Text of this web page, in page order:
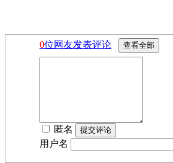
0位网友发表评论
匿名
用户名